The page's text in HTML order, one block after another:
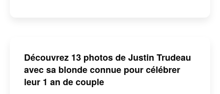
Découvrez 13 photos de Justin Trudeau
avec sa blonde connue pour célébrer
leur 1 an de couple